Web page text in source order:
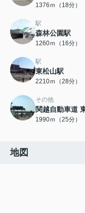
1376ｍ（18分）
駅
森林公園駅
1260ｍ（16分）
駅
東松山駅
2210ｍ（28分）
その他
関越自動車道
1990ｍ（25分）
地図